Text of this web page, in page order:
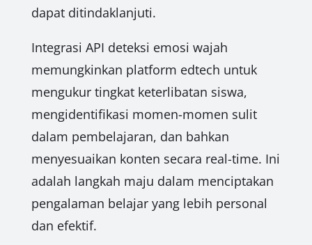
dapat ditindaklanjuti.
Integrasi API deteksi emosi wajah
memungkinkan platform edtech untuk
mengukur tingkat keterlibatan siswa,
mengidentifikasi momen-momen sulit
dalam pembelajaran, dan bahkan
menyesuaikan konten secara real-time. Ini
adalah langkah maju dalam menciptakan
pengalaman belajar yang lebih personal
dan efektif.